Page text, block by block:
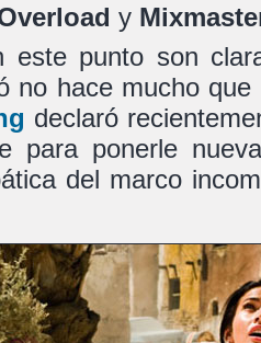
y
este punto son
no hace mucho
declaró
para ponerle
del marco